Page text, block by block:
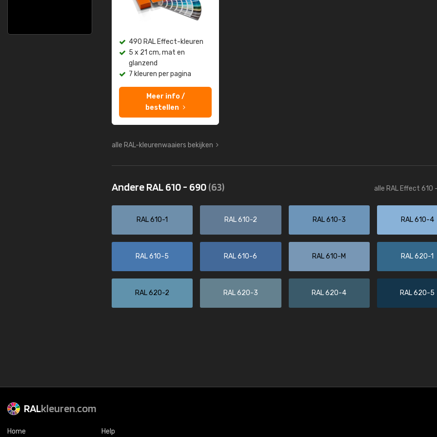
490 RAL Effect-kleuren
5 x 21 cm, mat en
glanzend
7 kleuren per pagina
Meer info /
bestellen
alle RAL-kleurenwaaiers bekijken
Andere RAL 610 - 690(63) alle RAL Effect 610
RAL 610-1 RAL 610-2 RAL 610-3 RAL 610-4
RAL 610-5 RAL 610-6 RAL 610-M RAL 620-1
RAL 620-2 RAL 620-3 RAL 620-4 RAL 620-5
RALkleuren.com
Home Help